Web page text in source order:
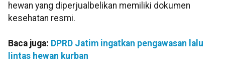
hewan yang diperjualbelikan memiliki dokumen
kesehatan resmi.
Baca juga: DPRD Jatim ingatkan pengawasan lalu
lintas hewan kurban